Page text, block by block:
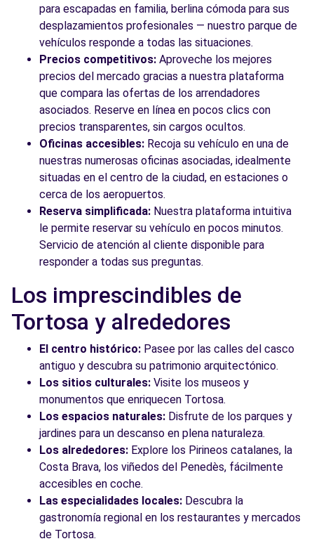
para escapadas en familia, berlina cómoda para sus
desplazamientos profesionales — nuestro parque de
vehículos responde a todas las situaciones.
Precios competitivos: Aproveche los mejores
precios del mercado gracias a nuestra plataforma
que compara las ofertas de los arrendadores
asociados. Reserve en línea en pocos clics con
precios transparentes, sin cargos ocultos.
Oficinas accesibles: Recoja su vehículo en una de
nuestras numerosas oficinas asociadas, idealmente
situadas en el centro de la ciudad, en estaciones o
cerca de los aeropuertos.
Reserva simplificada: Nuestra plataforma intuitiva
le permite reservar su vehículo en pocos minutos.
Servicio de atención al cliente disponible para
responder a todas sus preguntas.
Los imprescindibles de
Tortosa y alrededores
El centro histórico: Pasee por las calles del casco
antiguo y descubra su patrimonio arquitectónico.
Los sitios culturales: Visite los museos y
monumentos que enriquecen Tortosa.
Los espacios naturales: Disfrute de los parques y
jardines para un descanso en plena naturaleza.
Los alrededores: Explore los Pirineos catalanes, la
Costa Brava, los viñedos del Penedès, fácilmente
accesibles en coche.
Las especialidades locales: Descubra la
gastronomía regional en los restaurantes y mercados
de Tortosa.